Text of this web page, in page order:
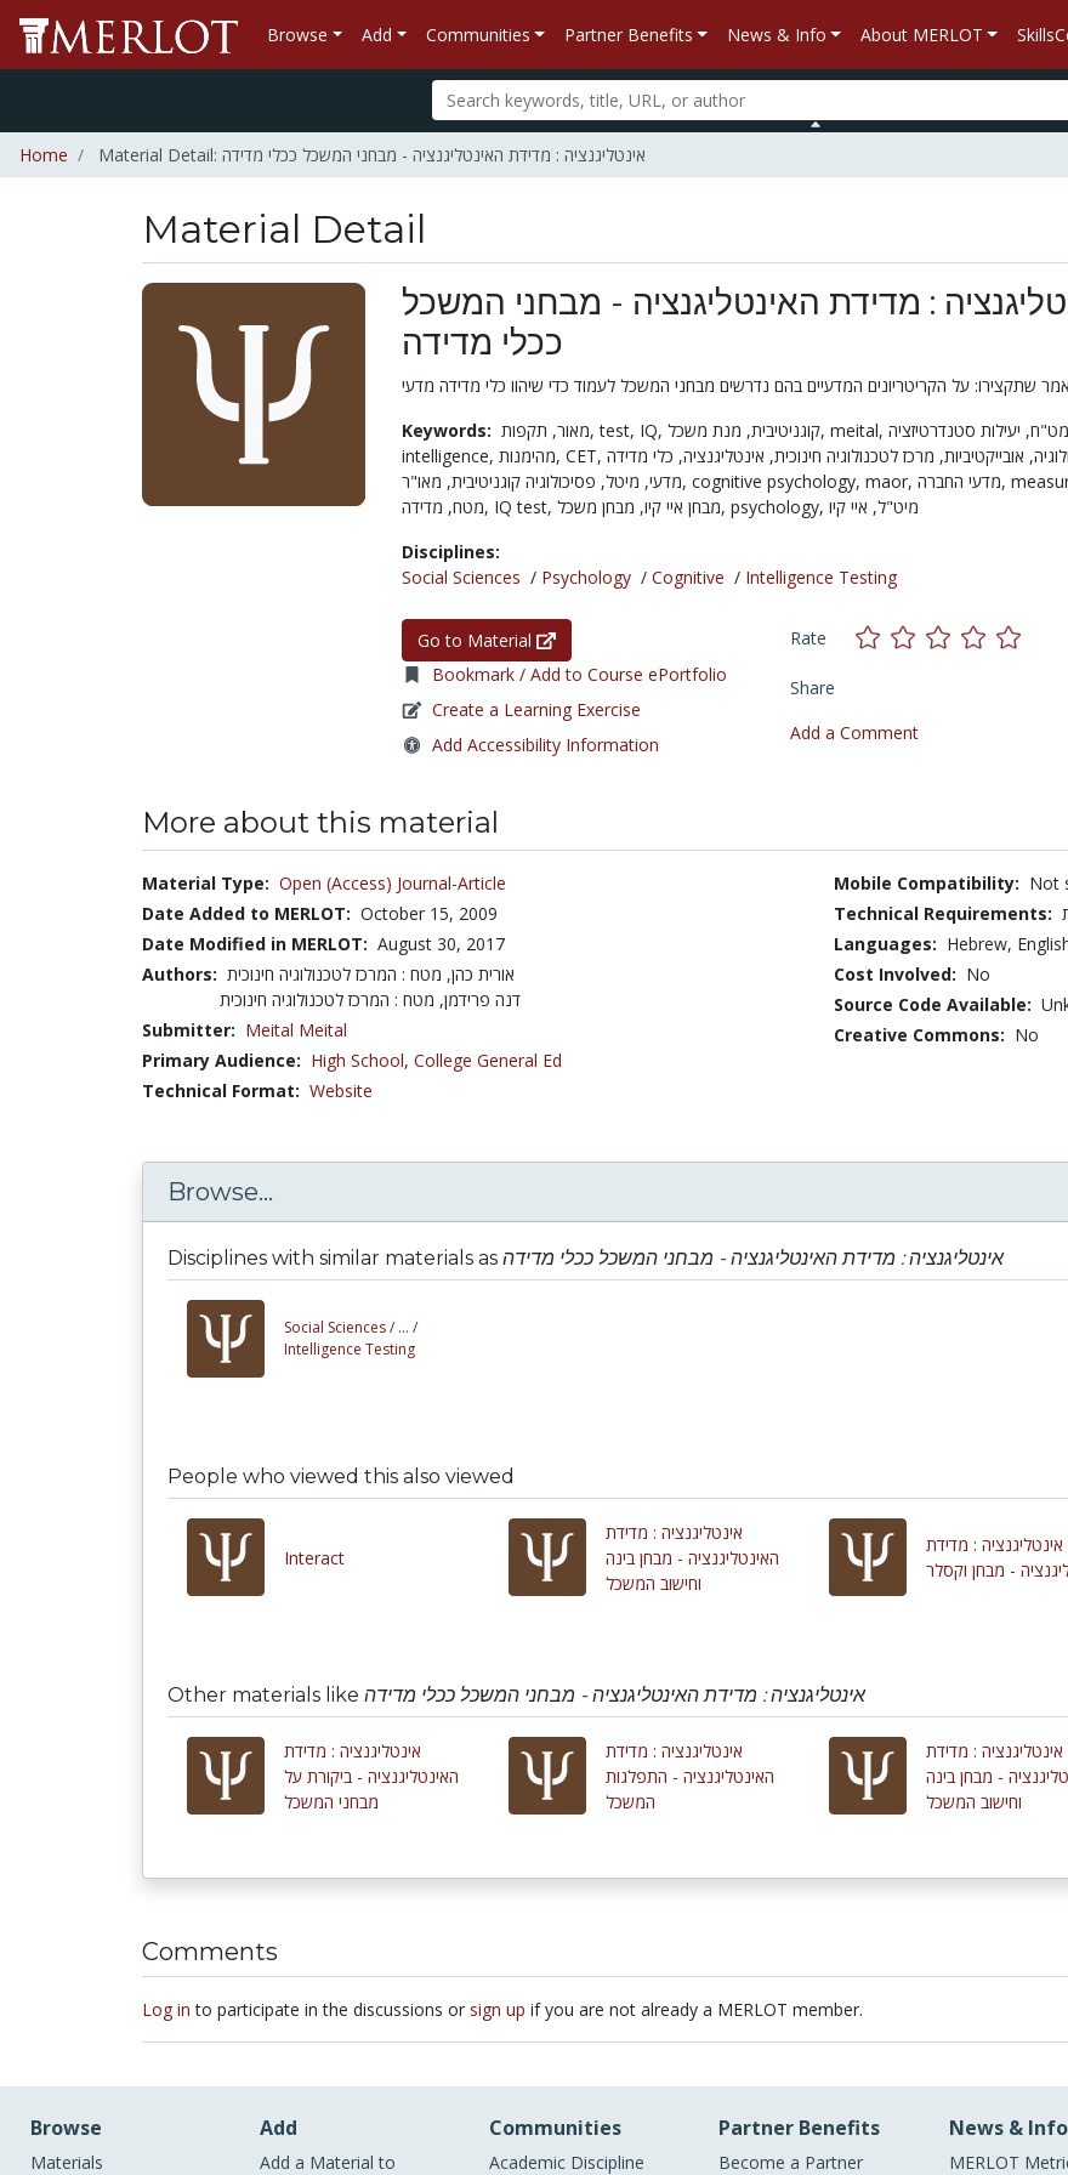
Browse Add Communities Partner Benefits News & Info About MERLOT
Home Material Detail: אינטליגנציה : מדידת האינטליגנציה - מבחני המשכל ככלי מדידה
Material Detail
: מדידת האינטליגנציה - מבחני המשכל
ככלי מדידה
Keywords:
מאור,תקפות,test, IQ, קוגניטיבית,מנת משכל, meital, מט"ח,
intelligence,
מהימנות, CET, אובייקטיביות, מרכז לטכנולוגיה חינוכית, אינטליגנציה, כלי מדידה
מדעי, מיטל, פסיכולוגיה קוגניטיבית, מאו"ר, cognitive psychology, maor, מדעי החברה,
מטח,מדידה, IQ test, מבחן איי קיו,מבחן משכל, psychology, מיט"ל, איי קיו
Disciplines:
Social Sciences / Psychology/ Cognitive / Intelligence Testing
Go to Material
Bookmark / Add to Course ePortfolio
Create a Learning Exercise
Add Accessibility Information
Rate
Share
Add a Comment
More about this material
Material Type: Open (Access) Journal-Article
Date Added to MERLOT: October 15, 2009
Date Modified in MERLOT: August 30, 2017
Authors: אורית כהן, מטח : המרכז לטכנולוגיה חינוכית
דנה פרידמן, מטח : המרכז לטכנולוגיה חינוכית
Submitter: Meital Meital
Primary Audience: High School, College General Ed
Technical Format: Website
Mobile Compatibility: Not
Technical Requirements:
Languages: Hebrew,
Cost Involved: No
Source Code Available:
Creative Commons: No
Browse...
Disciplines with similar materials as אינטליגנציה : מדידת האינטליגנציה - מבחני המשכל ככלי מדידה
Social Sciences / ... /
Intelligence Testing
People who viewed this also viewed
Interact
אינטליגנציה : מדידת
האינטליגנציה - מבחן בינה
וחישוב המשכל
אינטליגנציה : מדידת
- מבחן וקסלר
Other materials like אינטליגנציה : מדידת האינטליגנציה - מבחני המשכל ככלי מדידה
אינטליגנציה : מדידת
האינטליגנציה - ביקורת על
מבחני המשכל
אינטליגנציה : מדידת
האינטליגנציה - התפלגות
המשכל
אינטליגנציה : מדידת
- מבחן בינה
וחישוב המשכל
Comments
Log in to participate in the discussions or sign up if you are not already a MERLOT member.
Browse
Materials
Add
Add a Material to
Communities
Academic Discipline
Partner Benefits
Become a Partner
News & Info
MERLOT